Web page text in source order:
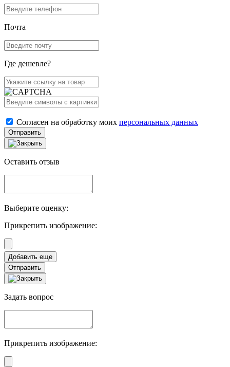
Почта
Где дешевле?
Согласен на обработку моих персональных данных
Отправить
Оставить отзыв
Выберите оценку:
Прикрепить изображение:
Отправить
Задать вопрос
Прикрепить изображение: